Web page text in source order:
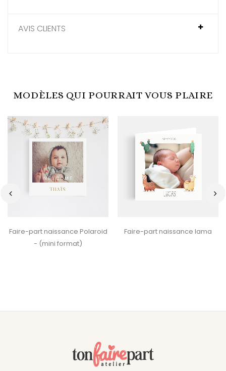
AVIS CLIENTS
MODÈLES QUI POURRAIT VOUS PLAIRE
Faire-part naissance Polaroid
- (mini format)
Faire-part naissance lama